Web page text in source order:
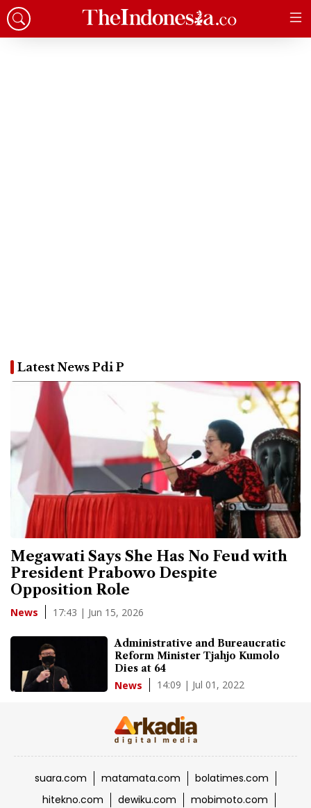
Latest News Pdi P
Megawati Says She Has No Feud with
President Prabowo Despite
Opposition Role
News 17:43 | Jun 15, 2026
Administrative and Bureaucratic
Reform Minister Tjahjo Kumolo
Dies at 64
News 14:09 | Jul 01, 2022
suara.com matamata.com
bolatimes.com
hitekno.com
dewiku.com
mobimoto.com